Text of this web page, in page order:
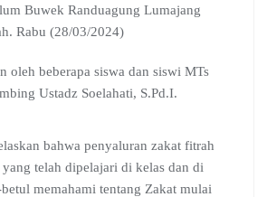
Buwek Randuagung Lumajang
Rabu (28/03/2024)
oleh beberapa siswa dan siswi MTs
Ustadz Soelahati, S.Pd.I.
bahwa penyaluran zakat fitrah
telah dipelajari di kelas dan di
memahami tentang Zakat mulai